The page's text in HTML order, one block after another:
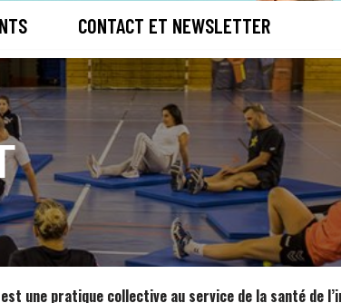
CONTACT ET NEWSLETTER
une pratique collective au service de la santé de